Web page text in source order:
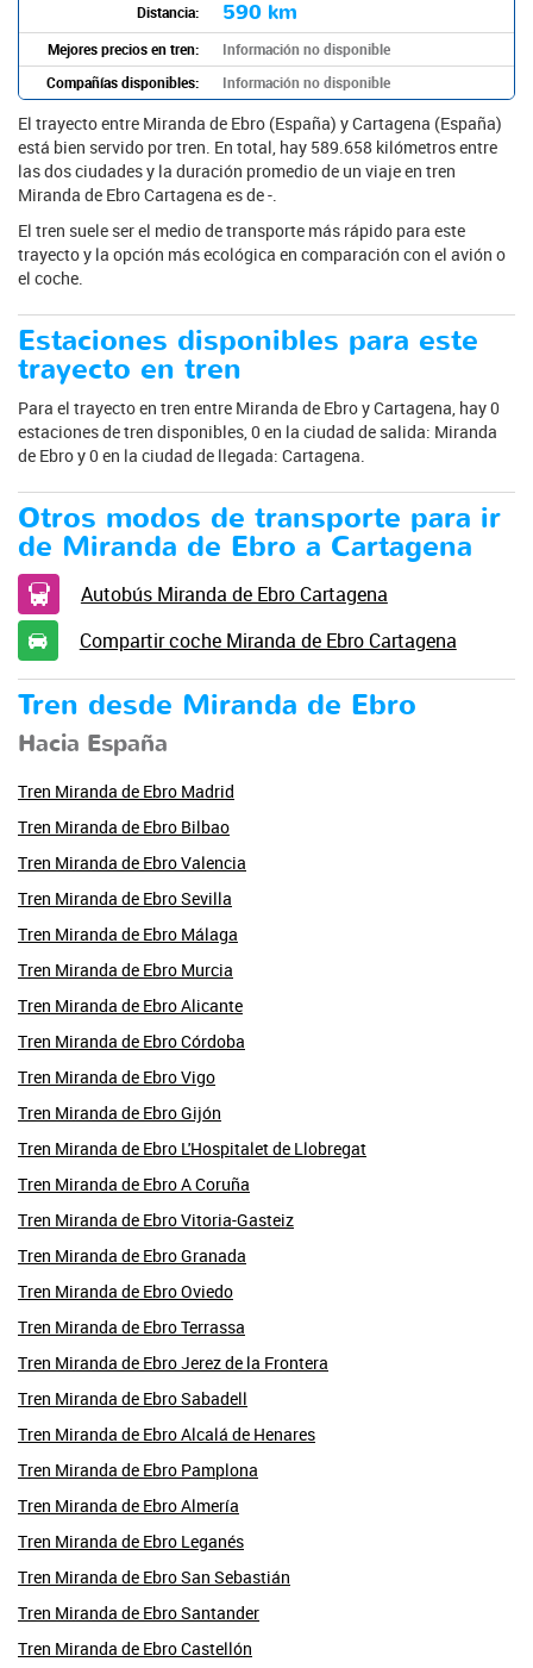
Distancia: 590 km
Mejores precios en tren:
Información no disponible
Compañías disponibles:
Información no disponible
El trayecto entre Miranda de Ebro (España) y Cartagena (España)
está bien servido por tren. En total, hay 589.658 kilómetros entre
las dos ciudades y la duración promedio de un viaje en tren
Miranda de Ebro Cartagena es de -.
El tren suele ser el medio de transporte más rápido para este
trayecto y la opción más ecológica en comparación con el avión o
el coche.
Estaciones disponibles para este
trayecto en tren
Para el trayecto en tren entre Miranda de Ebro y Cartagena, hay 0
estaciones de tren disponibles, 0 en la ciudad de salida: Miranda
de Ebro y 0 en la ciudad de llegada: Cartagena.
Otros modos de transporte para ir
de Miranda de Ebro a Cartagena
Autobús Miranda de Ebro Cartagena
Compartir coche Miranda de Ebro Cartagena
Tren desde Miranda de Ebro
Hacia España
Tren Miranda de Ebro Madrid
Tren Miranda de Ebro Bilbao
Tren Miranda de Ebro Valencia
Tren Miranda de Ebro Sevilla
Tren Miranda de Ebro Málaga
Tren Miranda de Ebro Murcia
Tren Miranda de Ebro Alicante
Tren Miranda de Ebro Córdoba
Tren Miranda de Ebro Vigo
Tren Miranda de Ebro Gijón
Tren Miranda de Ebro L'Hospitalet de Llobregat
Tren Miranda de Ebro A Coruña
Tren Miranda de Ebro Vitoria-Gasteiz
Tren Miranda de Ebro Granada
Tren Miranda de Ebro Oviedo
Tren Miranda de Ebro Terrassa
Tren Miranda de Ebro Jerez de la Frontera
Tren Miranda de Ebro Sabadell
Tren Miranda de Ebro Alcalá de Henares
Tren Miranda de Ebro Pamplona
Tren Miranda de Ebro Almería
Tren Miranda de Ebro Leganés
Tren Miranda de Ebro San Sebastián
Tren Miranda de Ebro Santander
Tren Miranda de Ebro Castellón